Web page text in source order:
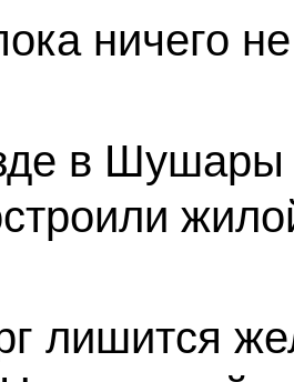
ничего
в Шушары
лишится